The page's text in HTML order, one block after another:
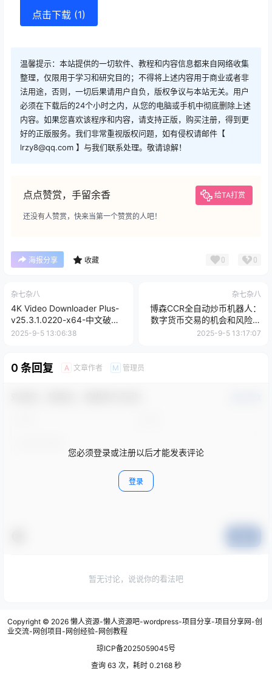
点击下载 (1)
温馨提示：本站提供的一切软件、教程和内容信息都来自网络收集
整理，仅限用于学习和研究目的；不得将上述内容用于商业或者非
法用途，否则，一切后果请用户自负，版权争议与本站无关。用户
必须在下载后的24个小时之内，从您的电脑或手机中彻底删除上述
内容。如果您喜欢该程序和内容，请支持正版，购买注册，得到更
好的正版服务。我们非常重视版权问题，如有侵权请邮件【
lrzy8@qq.com 】与我们联系处理。敬请谅解！
点点赞赏，手留余香 给TA打赏
还没有人赞赏，快来当第一个赞赏的人吧！
海报分享 收藏 0 0
杂七杂八
4K Video Downloader Plus-
v25.3.1.0220-x64-中文破解
便携式版[视频下载工具]
2025-9-5 13:06:38
杂七杂八
博森CCR全自动炒币机器人：
数字货币交易的机会和风险相
伴
2025-9-5 13:17:07
0 条回复 A 文章作者 M 管理员
您必须登录或注册以后才能发表评论
登录
暂无讨论，说说你的看法吧
Copyright © 2026 懒人资源-懒人资源吧-wordpress-项目分享-项目分享网-创
业交流-网创项目-网创经验-网创教程
琼ICP备2025059045号
查询 63 次，耗时 0.2168 秒